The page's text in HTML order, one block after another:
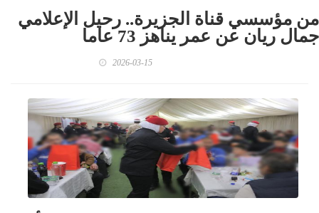
من مؤسسي قناة الجزيرة.. رحيل الإعلامي
جمال ريان عن عمر يناهز 73 عاما
2026-03-15